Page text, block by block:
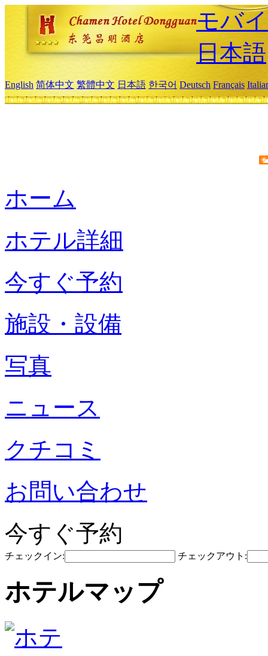
モバ
日本語
English 简体中文 繁體中文 日本語 한국어 Deutsch Français
ホーム
ホテル詳細
今すぐ予約
施設・設備
写真
ニュース
クチコミ
お問い合わせ
今すぐ予約
チェックイン: チェックアウト:
ホテルマップ